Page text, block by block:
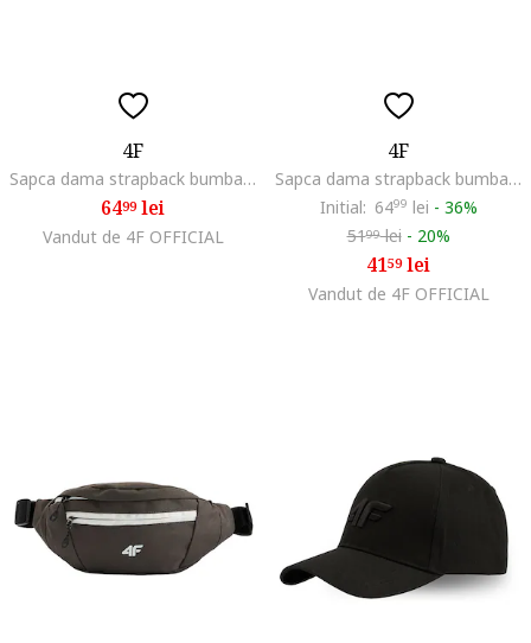
4F
Sapca dama strapback bumbac gri 56cm XS/S
6499lei
Vandut de 4F OFFICIAL
4F
Sapca dama strapback bumbac verde 56cm
Initial: 6499 lei - 36%
5199lei - 20%
4159lei
Vandut de 4F OFFICIAL